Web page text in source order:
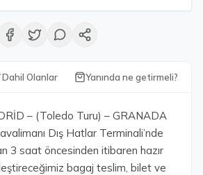
Dahil Olanlar Yanında ne getirmeli?
– (Toledo Turu) – GRANADA
Dış Hatlar Terminali’nde
3 saat öncesinden itibaren hazır
bagaj teslim, bilet ve